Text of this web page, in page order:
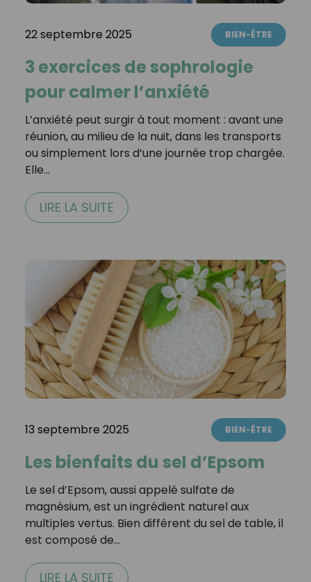
22 septembre 2025 BIEN-ÊTRE
3 exercices de sophrologie
pour calmer l’anxiété
L’anxiété peut surgir à tout moment : avant une
réunion, au milieu de la nuit, dans les transports
ou simplement lors d’une journée trop chargée.
Elle…
LIRE LA SUITE
13 septembre 2025 BIEN-ÊTRE
Les bienfaits du sel d’Epsom
Le sel d’Epsom, aussi appelé sulfate de
magnésium, est un ingrédient naturel aux
multiples vertus. Bien différent du sel de table, il
est composé de…
LIRE LA SUITE